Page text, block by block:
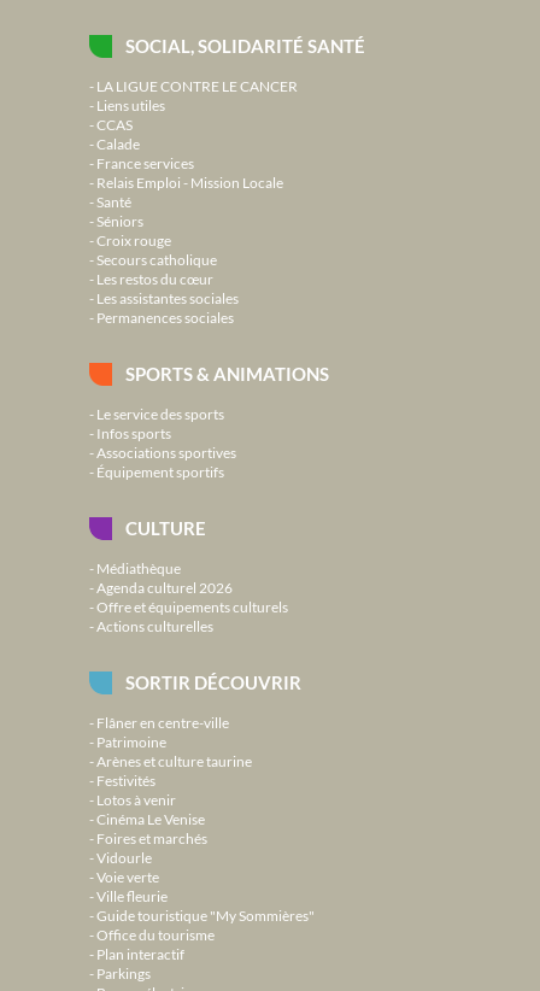
SOCIAL, SOLIDARITÉ SANTÉ
LA LIGUE CONTRE LE CANCER
Liens utiles
CCAS
Calade
France services
Relais Emploi - Mission Locale
Santé
Séniors
Croix rouge
Secours catholique
Les restos du cœur
Les assistantes sociales
Permanences sociales
SPORTS & ANIMATIONS
Le service des sports
Infos sports
Associations sportives
Équipement sportifs
CULTURE
Médiathèque
Agenda culturel 2026
Offre et équipements culturels
Actions culturelles
SORTIR DÉCOUVRIR
Flâner en centre-ville
Patrimoine
Arènes et culture taurine
Festivités
Lotos à venir
Cinéma Le Venise
Foires et marchés
Vidourle
Voie verte
Ville fleurie
Guide touristique "My Sommières"
Office du tourisme
Plan interactif
Parkings